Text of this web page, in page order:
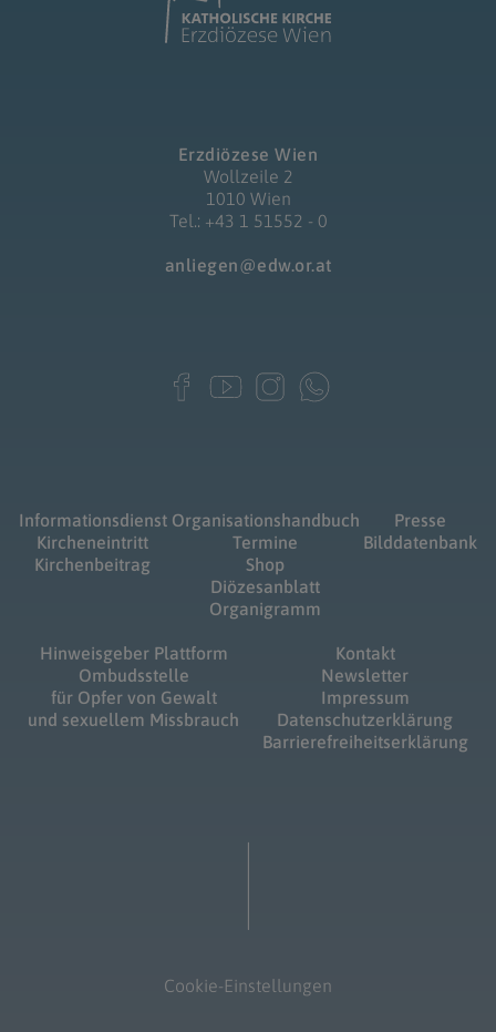
Erzdiözese Wien
Wollzeile 2
1010 Wien
Tel.: +43 1 51552 - 0
anliegen@edw.or.at
Informationsdienst
Kircheneintritt
Kirchenbeitrag
Organisationshandbuch
Termine
Shop
Diözesanblatt
Organigramm
Presse
Bilddatenbank
Hinweisgeber Plattform
Ombudsstelle
für Opfer von Gewalt
und sexuellem Missbrauch
Kontakt
Newsletter
Impressum
Datenschutzerklärung
Barrierefreiheitserklärung
Cookie-Einstellungen